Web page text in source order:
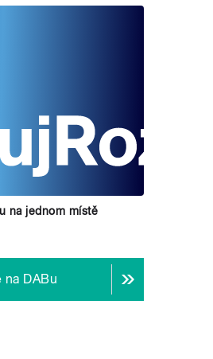
na jednom místě
na DABu